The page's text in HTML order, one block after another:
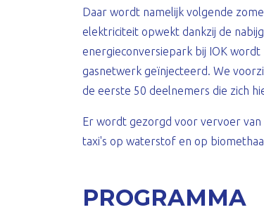
Daar wordt namelijk volgende
elektriciteit opwekt dankzij de
energieconversiepark bij IOK
gasnetwerk geïnjecteerd. We
de eerste 50 deelnemers die zich
Er wordt gezorgd voor vervoer
taxi's op waterstof en op
PROGRAMMA